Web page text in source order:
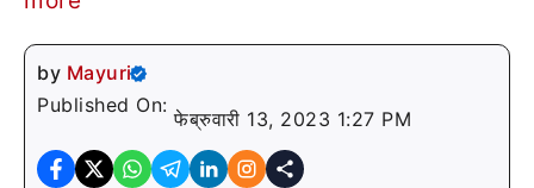
by Mayuri
Published On:
फेब्रुवारी 13, 2023 1:27 PM